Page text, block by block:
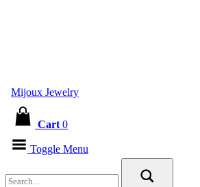
Mijoux Jewelry
Cart 0
Toggle Menu